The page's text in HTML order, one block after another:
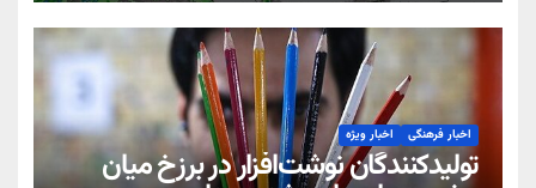
اخبار فرهنگی اخبار ویژه
تولیدکنندگان نوشت‌افزار در برزخ میان